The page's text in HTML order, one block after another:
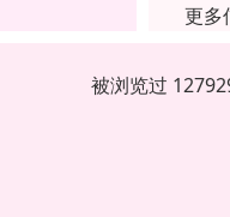
更多
被浏览过